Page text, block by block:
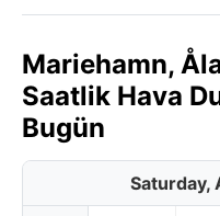
Mariehamn,
Saatlik Hava
Bugün
Saturday,